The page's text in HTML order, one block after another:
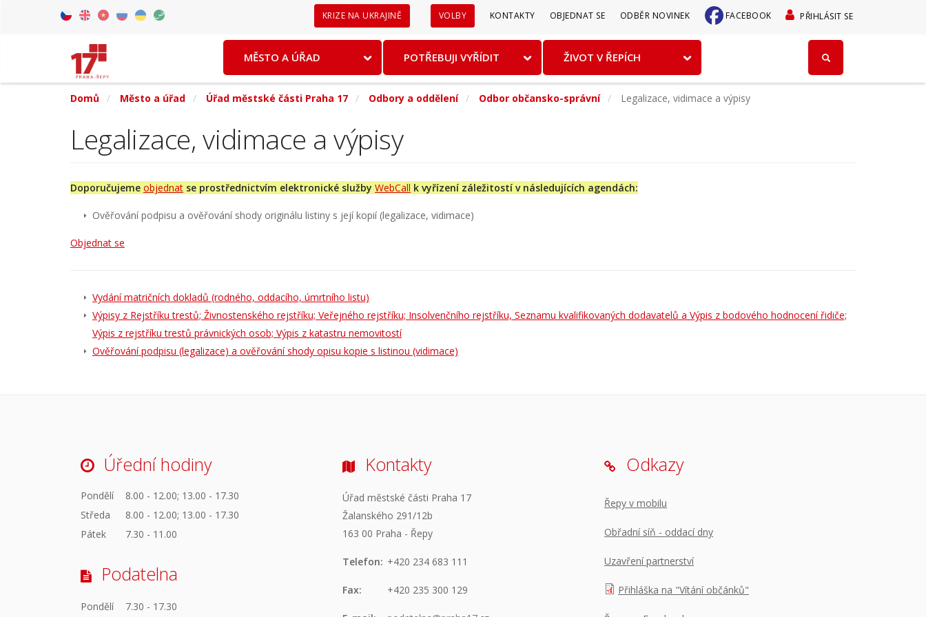
User
account
menu
PŘIHLÁSIT SE
Sekundární
menu
KRIZE NA UKRAJINĚ VOLBY KONTAKTY OBJEDNAT SE ODBĚR NOVINEK FACEBOOK
MĚSTO A ÚŘAD POTŘEBUJI VYŘÍDIT ŽIVOT V ŘEPÍCH
Domů Město a úřad Úřad městské části Praha 17 Odbory a oddělení Odbor občansko-správní Legalizace, vidimace a výpisy
Legalizace, vidimace a výpisy
Doporučujeme objednat se prostřednictvím elektronické služby WebCall k vyřízení záležitostí v následujících agendách:
Ověřování podpisu a ověřování shody originálu listiny s její kopií (legalizace, vidimace)
Objednat se
Vydání matričních dokladů (rodného, oddacího, úmrtního listu)
Výpisy z Rejstříku trestů; Živnostenského rejstříku; Veřejného rejstříku; Insolvenčního rejstříku, Seznamu kvalifikovaných dodavatelů a Výpis z bodového hodnocení řidiče;
Výpis z rejstříku trestů právnických osob; Výpis z katastru nemovitostí
Ověřování podpisu (legalizace) a ověřování shody opisu kopie s listinou (vidimace)
Úřední hodiny
Pondělí
8.00 - 12.00; 13.00 - 17.30
Středa
8.00 - 12.00; 13.00 - 17.30
Pátek
7.30 - 11.00
Podatelna
Pondělí 7.30 - 17.30
Kontakty
Úřad městské části Praha 17
Žalanského 291/12b
163 00 Praha - Řepy
Telefon: +420 234 683 111
Fax: +420 235 300 129
Odkazy
Řepy v mobilu
Obřadní síň - oddací dny
Uzavření partnerství
Přihláška na "Vítání občánků"